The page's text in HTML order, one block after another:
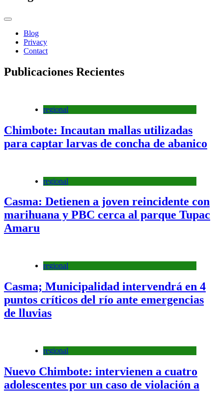
Blog
Privacy
Contact
Publicaciones Recientes
regional
Chimbote: Incautan mallas utilizadas
para captar larvas de concha de abanico
regional
Casma: Detienen a joven reincidente con
marihuana y PBC cerca al parque Tupac
Amaru
regional
Casma; Municipalidad intervendrá en 4
puntos críticos del río ante emergencias
de lluvias
regional
Nuevo Chimbote: intervienen a cuatro
adolescentes por un caso de violación a